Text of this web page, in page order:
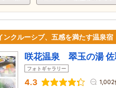
ンクルーシブ、五感を満たす温泉宿
咲花温泉 翠玉の湯 佐
フォトギャラリー
4.3 1,002